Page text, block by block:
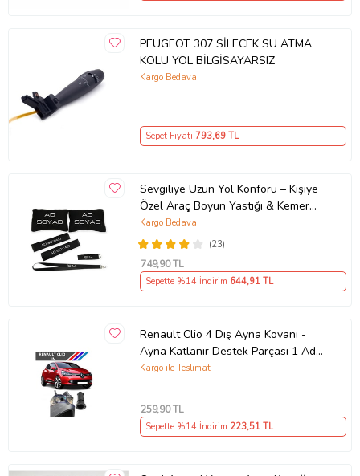
PEUGEOT 307 SİLECEK SU ATMA
KOLU YOL BİLGİSAYARSIZ
Kargo Bedava
Sepet Fiyatı 793,69 TL
Sevgiliye Uzun Yol Konforu – Kişiye
Özel Araç Boyun Yastığı & Kemer
Pedi Hediye Seti
(23)
Kargo Bedava
749,90 TL
Sepette %14 İndirim 644,91 TL
Renault Clio 4 Dış Ayna Kovanı -
Ayna Katlanır Destek Parçası 1 Adet
490307706 M3625
Kargo ile Teslimat
259,90 TL
Sepette %14 İndirim 223,51 TL